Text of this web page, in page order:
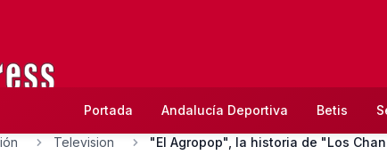
Portada Andalucía Deportiva Betis
Television "El Agropop", la historia de "Los